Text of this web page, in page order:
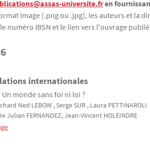
universite.fren
image (.png ou .jpg), les auteurs et la
numéro IBSN et le lien vers l'ouvrage
internationales
Un monde sans foi ni loi ?
Ned LEBOW , Serge SUR , Laura PETTINAROLI
Julian FERNANDEZ, Jean-Vincent HOLEINDRE